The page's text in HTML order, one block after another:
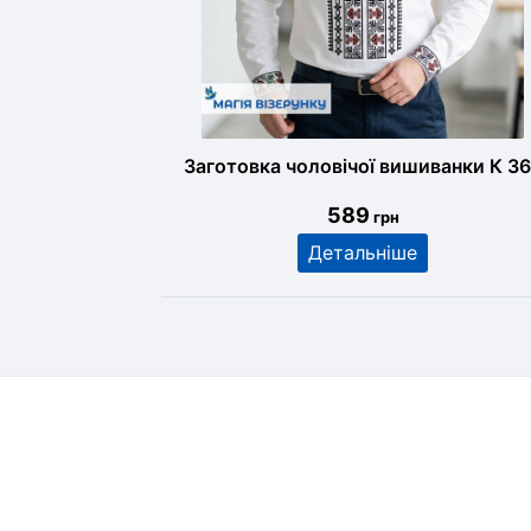
Заготовка чоловічої вишиванки К
589 грн
Детальніше